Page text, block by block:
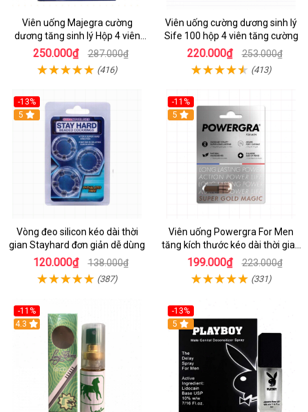
Viên uống Majegra cường
dương tăng sinh lý Hộp 4 viên
hiệu quả
250.000₫ 287.000₫
(416)
Viên uống cường dương sinh lý
Sife 100 hộp 4 viên tăng cường
220.000₫ 253.000₫
(413)
-13%
5
Vòng đeo silicon kéo dài thời
gian Stayhard đơn giản dễ dùng
120.000₫ 138.000₫
(387)
-11%
Hot
5
Viên uống Powergra For Men
tăng kích thước kéo dài thời gian
1 viên
199.000₫ 223.000₫
(331)
-11%
Hot
4.3
-13%
Hot
5